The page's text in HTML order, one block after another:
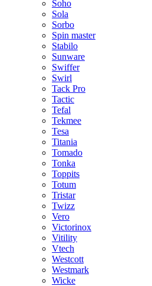
Soho
Sola
Sorbo
Spin master
Stabilo
Sunware
Swiffer
Swirl
Tack Pro
Tactic
Tefal
Tekmee
Tesa
Titania
Tomado
Tonka
Toppits
Totum
Tristar
Twizz
Vero
Victorinox
Vitility
Vtech
Westcott
Westmark
Wicke